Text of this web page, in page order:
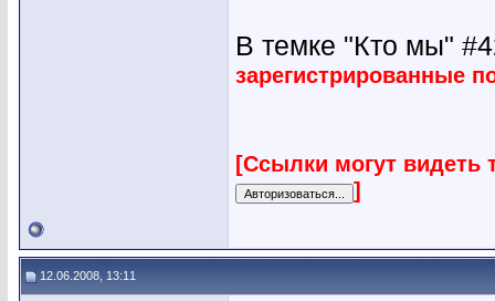
В темке "Кто мы"
зарегистрированные
[Ссылки могут видеть
]
12.06.2008, 13:11